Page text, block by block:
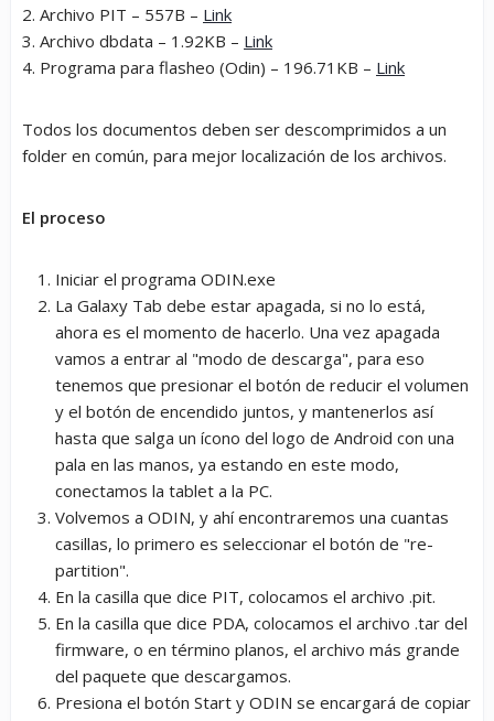
2. Archivo PIT – 557B – Link
3. Archivo dbdata – 1.92KB – Link
4. Programa para flasheo (Odin) – 196.71KB – Link
Todos los documentos deben ser descomprimidos a un
folder en común, para mejor localización de los archivos.
El proceso
Iniciar el programa ODIN.exe
La Galaxy Tab debe estar apagada, si no lo está,
ahora es el momento de hacerlo. Una vez apagada
vamos a entrar al "modo de descarga", para eso
tenemos que presionar el botón de reducir el volumen
y el botón de encendido juntos, y mantenerlos así
hasta que salga un ícono del logo de Android con una
pala en las manos, ya estando en este modo,
conectamos la tablet a la PC.
Volvemos a ODIN, y ahí encontraremos una cuantas
casillas, lo primero es seleccionar el botón de "re-
partition".
En la casilla que dice PIT, colocamos el archivo .pit.
En la casilla que dice PDA, colocamos el archivo .tar del
firmware, o en término planos, el archivo más grande
del paquete que descargamos.
Presiona el botón Start y ODIN se encargará de copiar